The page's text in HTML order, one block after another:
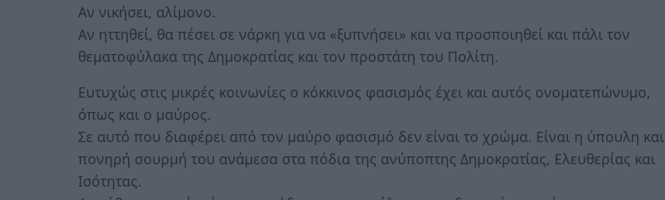
Αν νικήσει, αλίμονο.
Αν ηττηθεί, θα πέσει σε νάρκη για να «ξυπνήσει» και να προσποιηθεί και πάλι τον
θεματοφύλακα της Δημοκρατίας και τον προστάτη του Πολίτη.
Ευτυχώς στις μικρές κοινωνίες ο κόκκινος φασισμός έχει και αυτός ονοματεπώνυμο,
όπως και ο μαύρος.
Σε αυτό που διαφέρει από τον μαύρο φασισμό δεν είναι το χρώμα. Είναι η ύπουλη και
πονηρή σουρμή του ανάμεσα στα πόδια της ανύποπτης Δημοκρατίας, Ελευθερίας και
Ισότητας.